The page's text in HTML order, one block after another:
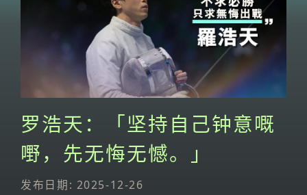
罗浩天：「坚持自己钟意嘅
嘢，先无悔无憾。」
发布日期: 2025-12-26